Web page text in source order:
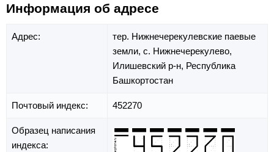
Информация об адресе
Адрес:
тер. Нижнечерекулевские паевые
земли, с. Нижнечерекулево,
Илишевский р-н, Республика
Башкортостан
Почтовый индекс: 452270
Образец написания
индекса: